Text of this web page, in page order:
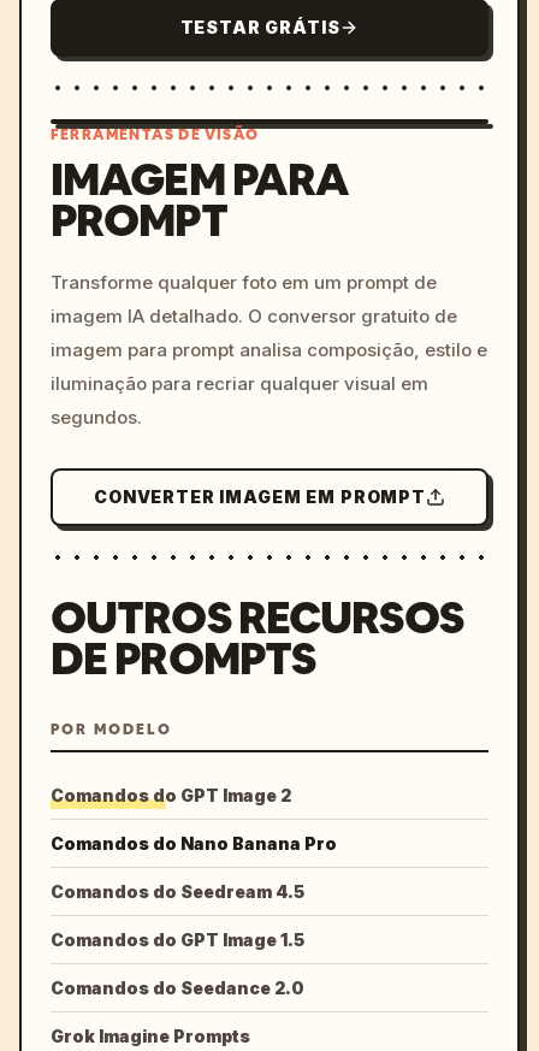
TESTAR GRÁTIS
colors, 8k --v 6.0
FERRAMENTAS DE VISÃO
IMAGEM PARA
PROMPT
Transforme qualquer foto em um prompt de
imagem IA detalhado. O conversor gratuito de
imagem para prompt analisa composição, estilo e
iluminação para recriar qualquer visual em
segundos.
CONVERTER IMAGEM EM PROMPT
OUTROS RECURSOS
DE PROMPTS
POR MODELO
Comandos do GPT Image 2
Comandos do Nano Banana Pro
Comandos do Seedream 4.5
Comandos do GPT Image 1.5
Comandos do Seedance 2.0
Grok Imagine Prompts